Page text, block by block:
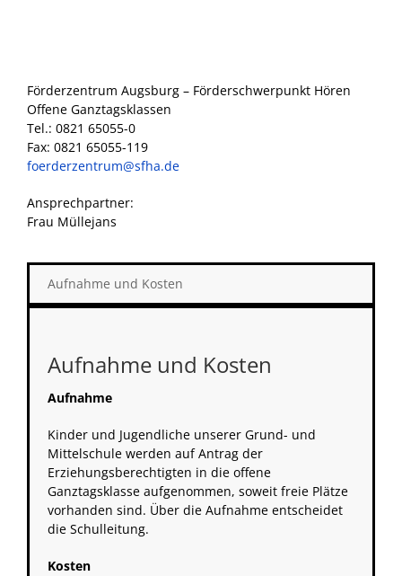
Förderzentrum Augsburg – Förderschwerpunkt Hören
Offene Ganztagsklassen
Tel.: 0821 65055-0
Fax: 0821 65055-119
foerderzentrum@sfha.de
Ansprechpartner:
Frau Müllejans
Aufnahme und Kosten
Aufnahme und Kosten
Aufnahme
Kinder und Jugendliche unserer Grund- und
Mittelschule werden auf Antrag der
Erziehungsberechtigten in die offene
Ganztagsklasse aufgenommen, soweit freie Plätze
vorhanden sind. Über die Aufnahme entscheidet
die Schulleitung.
Kosten